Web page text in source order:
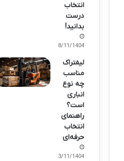
انتخاب
درست
بدانید!
28/11/1404
لیفتراک
مناسب
چه نوع
انباری
است؟
راهنمای
انتخاب
حرفه‌ای
13/11/1404